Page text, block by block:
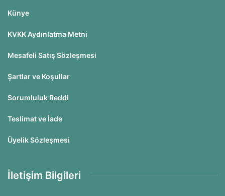
Künye
KVKK Aydınlatma Metni
Mesafeli Satış Sözleşmesi
Şartlar ve Koşullar
Sorumluluk Reddi
Teslimat ve İade
Üyelik Sözleşmesi
İletişim Bilgileri